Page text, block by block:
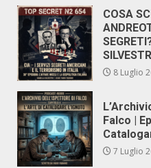
COSA
8 Luglio
Falco |
7 Luglio